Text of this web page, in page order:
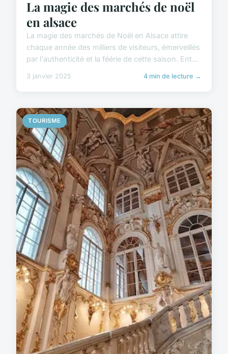
La magie des marchés de noël
en alsace
La magie des marchés de Noël en Alsace attire
chaque année des milliers de visiteurs, émerveillés
par l'authenticité et la féérie de cette saison. Ent...
3 janvier 2025 4 min de lecture →
TOURISME